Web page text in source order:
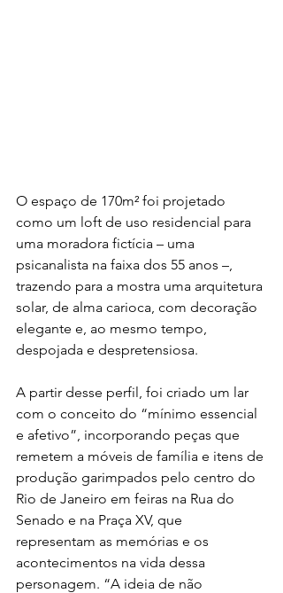
O espaço de 170m² foi projetado
como um loft de uso residencial para
uma moradora fictícia – uma
psicanalista na faixa dos 55 anos –,
trazendo para a mostra uma arquitetura
solar, de alma carioca, com decoração
elegante e, ao mesmo tempo,
despojada e despretensiosa.
A partir desse perfil, foi criado um lar
com o conceito do “mínimo essencial
e afetivo”, incorporando peças que
remetem a móveis de família e itens de
produção garimpados pelo centro do
Rio de Janeiro em feiras na Rua do
Senado e na Praça XV, que
representam as memórias e os
acontecimentos na vida dessa
personagem. “A ideia de não